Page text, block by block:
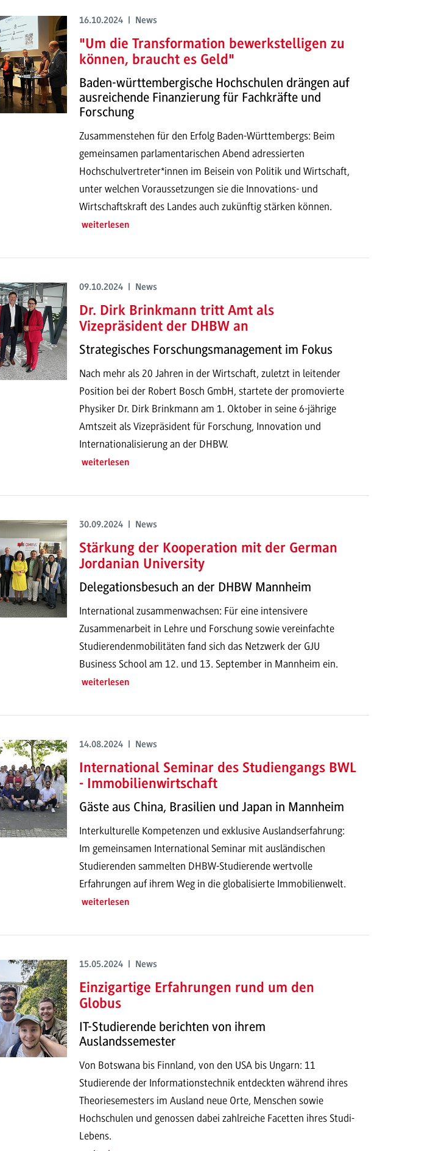
16.10.2024 | News
"Um die Transformation bewerkstelligen zu
können, braucht es Geld"
Baden-württembergische Hochschulen drängen auf
ausreichende Finanzierung für Fachkräfte und
Forschung
Zusammenstehen für den Erfolg Baden-Württembergs: Beim
gemeinsamen parlamentarischen Abend adressierten
Hochschulvertreter*innen im Beisein von Politik und Wirtschaft,
unter welchen Voraussetzungen sie die Innovations- und
Wirtschaftskraft des Landes auch zukünftig stärken können.
weiterlesen
09.10.2024 | News
Dr. Dirk Brinkmann tritt Amt als
Vizepräsident der DHBW an
Strategisches Forschungsmanagement im Fokus
Nach mehr als 20 Jahren in der Wirtschaft, zuletzt in leitender
Position bei der Robert Bosch GmbH, startete der promovierte
Physiker Dr. Dirk Brinkmann am 1. Oktober in seine 6-jährige
Amtszeit als Vizepräsident für Forschung, Innovation und
Internationalisierung an der DHBW.
weiterlesen
30.09.2024 | News
Stärkung der Kooperation mit der German
Jordanian University
Delegationsbesuch an der DHBW Mannheim
International zusammenwachsen: Für eine intensivere
Zusammenarbeit in Lehre und Forschung sowie vereinfachte
Studierendenmobilitäten fand sich das Netzwerk der GJU
Business School am 12. und 13. September in Mannheim ein.
weiterlesen
14.08.2024 | News
International Seminar des Studiengangs BWL
- Immobilienwirtschaft
Gäste aus China, Brasilien und Japan in Mannheim
Interkulturelle Kompetenzen und exklusive Auslandserfahrung:
Im gemeinsamen International Seminar mit ausländischen
Studierenden sammelten DHBW-Studierende wertvolle
Erfahrungen auf ihrem Weg in die globalisierte Immobilienwelt.
weiterlesen
15.05.2024 | News
Einzigartige Erfahrungen rund um den
Globus
IT-Studierende berichten von ihrem
Auslandssemester
Von Botswana bis Finnland, von den USA bis Ungarn: 11
Studierende der Informationstechnik entdeckten während ihres
Theoriesemesters im Ausland neue Orte, Menschen sowie
Hochschulen und genossen dabei zahlreiche Facetten ihres Studi-
Lebens.